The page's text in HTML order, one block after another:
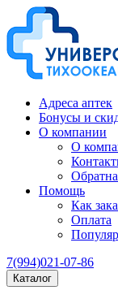
Адреса аптек
Бонусы и
О компании
О
Помощь
Как
Оплата
7(994)021-07-86
Каталог